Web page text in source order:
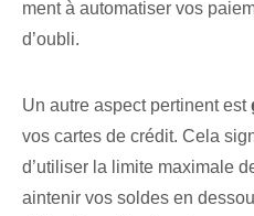
ment⁤ à automatiser vos
d’oubli.
Un autre aspect pertinent est
vos cartes de crédit. Cela
d’utiliser la limite maximale
aintenir vos soldes en